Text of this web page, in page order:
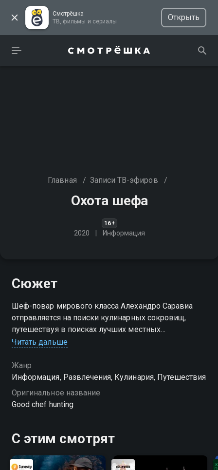
Смотрёшка
ТВ, фильмы и сериалы
Открыть
Главная / Записи ТВ-эфиров /
Охота шефа
16+
2020 Информация
Сюжет
Шеф-повар мирового класса Алехандро Саравиа
отправляется на поиски кулинарных сокровищ,
путешествуя в поисках лучших местных
ингредиентов
Читать дальше
Жанр
Информация, Развлечения, Кулинария, Путешествия
Оригинальное название
Good chef hunting
С этим смотрят